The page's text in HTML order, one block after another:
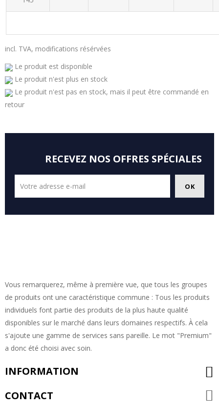
incl. TVA, modifications résérvées
Le produit est disponible
Le produit n'est plus en stock
Le produit n'est pas en stock, mais il peut être commandé en
retour
RECEVEZ NOS OFFRES SPÉCIALES
Vous remarquerez, même à première vue, que tous les groupes
de produits ont une caractéristique commune : Tous les produits
individuels font partie des produits de la plus haute qualité
disponibles sur le marché dans leurs domaines respectifs. À cela
s'ajoute une gamme de services sans pareille. Le mot "Premium"
a donc été choisi avec soin.
INFORMATION
CONTACT